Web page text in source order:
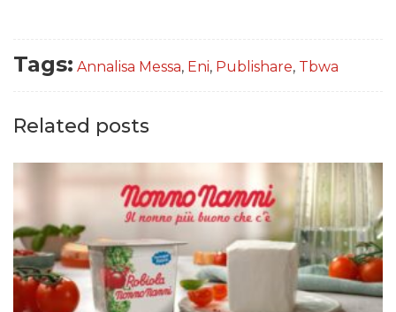
OPINIONI
Tags: Annalisa Messa, Eni, Publishare, Tbwa
Related posts